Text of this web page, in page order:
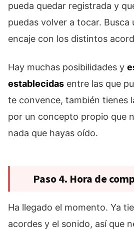
pueda quedar registrada y
puedas volver a tocar. Busca
encaje con los distintos
Hay muchas posibilidades y
establecidas entre las que
te convence, también tienes
por un concepto propio que
nada que hayas oído.
Paso 4. Hora de
Ha llegado el momento. Ya
acordes y el sonido, así que